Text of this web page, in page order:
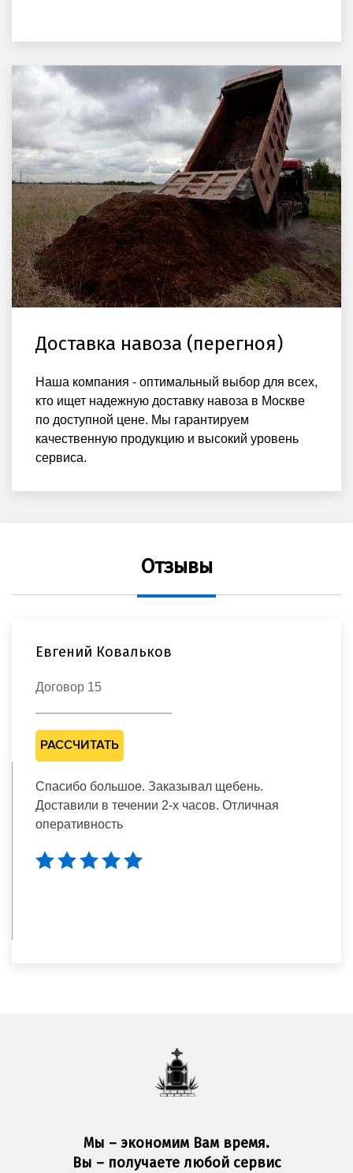
Доставка навоза (перегноя)
Наша компания - оптимальный выбор для всех,
кто ищет надежную доставку навоза в Москве
по доступной цене. Мы гарантируем
качественную продукцию и высокий уровень
сервиса.
Отзывы
Евгений Ковальков
Договор 15
РАССЧИТАТЬ
Спасибо большое. Заказывал щебень.
Доставили в течении 2-х часов. Отличная
оперативность
Мы – экономим Вам время.
Вы – получаете любой сервис